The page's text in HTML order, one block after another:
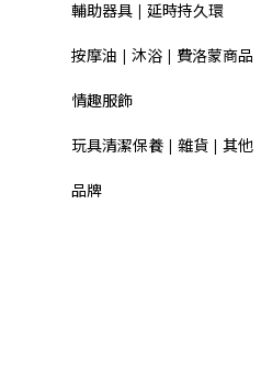
輔助器具 | 延時持久環
按摩油 | 沐浴 | 費洛蒙商品
情趣服飾
玩具清潔保養 | 雜貨 | 其他
品牌